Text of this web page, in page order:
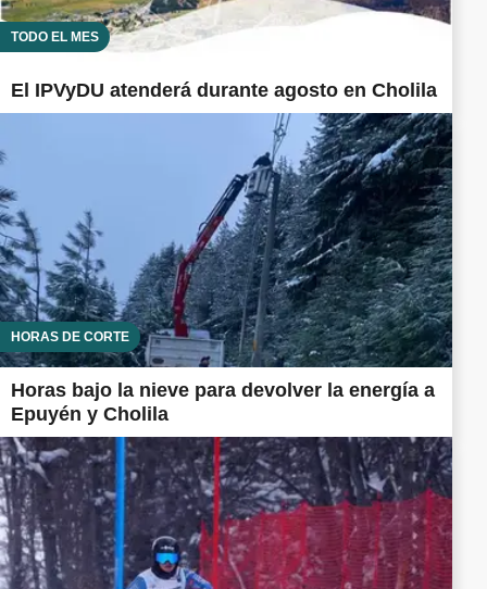
TODO EL MES
El IPVyDU atenderá durante agosto en Cholila
HORAS DE CORTE
Horas bajo la nieve para devolver la energía a
Epuyén y Cholila